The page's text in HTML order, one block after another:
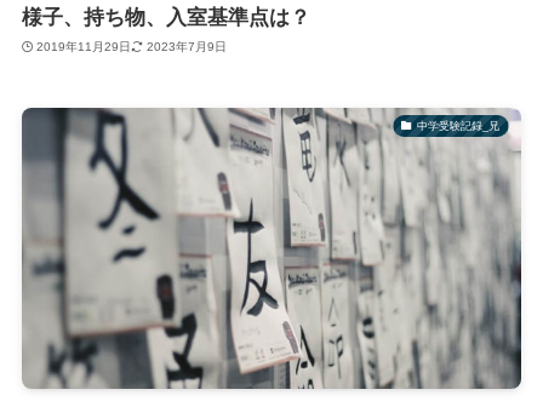
様子、持ち物、入室基準点は？
2019年11月29日 2023年7月9日
中学受験記録_兄